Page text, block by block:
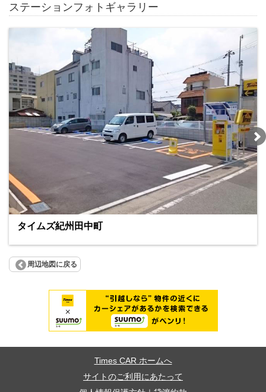
ステーションフォトギャラリー
タイムズ紀州田中町
周辺地図に戻る
Times CAR ホームへ
サイトのご利用にあたって